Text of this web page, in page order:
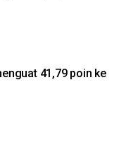
41,79 poin ke